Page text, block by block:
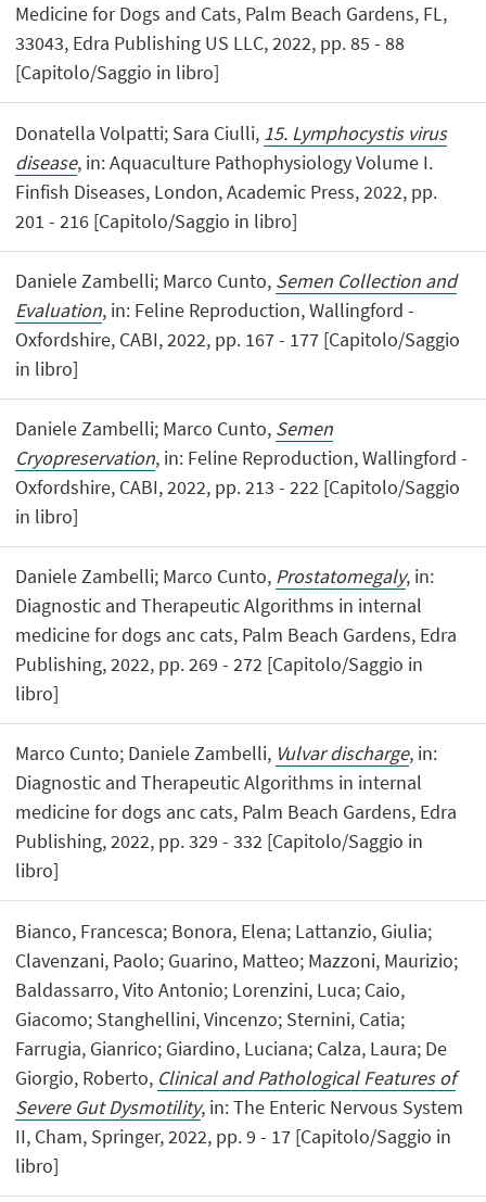
Medicine for Dogs and Cats, Palm Beach Gardens, FL,
33043, Edra Publishing US LLC, 2022, pp. 85 - 88
[Capitolo/Saggio in libro]
Donatella Volpatti; Sara Ciulli, 15. Lymphocystis virus
disease, in: Aquaculture Pathophysiology Volume I.
Finfish Diseases, London, Academic Press, 2022, pp.
201 - 216 [Capitolo/Saggio in libro]
Daniele Zambelli; Marco Cunto, Semen Collection and
Evaluation, in: Feline Reproduction, Wallingford -
Oxfordshire, CABI, 2022, pp. 167 - 177 [Capitolo/Saggio
in libro]
Daniele Zambelli; Marco Cunto, Semen
Cryopreservation, in: Feline Reproduction, Wallingford -
Oxfordshire, CABI, 2022, pp. 213 - 222 [Capitolo/Saggio
in libro]
Daniele Zambelli; Marco Cunto, Prostatomegaly, in:
Diagnostic and Therapeutic Algorithms in internal
medicine for dogs anc cats, Palm Beach Gardens, Edra
Publishing, 2022, pp. 269 - 272 [Capitolo/Saggio in
libro]
Marco Cunto; Daniele Zambelli, Vulvar discharge, in:
Diagnostic and Therapeutic Algorithms in internal
medicine for dogs anc cats, Palm Beach Gardens, Edra
Publishing, 2022, pp. 329 - 332 [Capitolo/Saggio in
libro]
Bianco, Francesca; Bonora, Elena; Lattanzio, Giulia;
Clavenzani, Paolo; Guarino, Matteo; Mazzoni, Maurizio;
Baldassarro, Vito Antonio; Lorenzini, Luca; Caio,
Giacomo; Stanghellini, Vincenzo; Sternini, Catia;
Farrugia, Gianrico; Giardino, Luciana; Calza, Laura; De
Giorgio, Roberto, Clinical and Pathological Features of
Severe Gut Dysmotility, in: The Enteric Nervous System
II, Cham, Springer, 2022, pp. 9 - 17 [Capitolo/Saggio in
libro]